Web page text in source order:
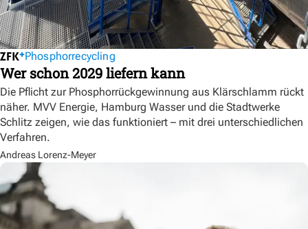
Phosphorrecycling
Wer schon 2029 liefern kann
Die Pflicht zur Phosphorrückgewinnung aus Klärschlamm rückt
näher. MVV Energie, Hamburg Wasser und die Stadtwerke
Schlitz zeigen, wie das funktioniert – mit drei unterschiedlichen
Verfahren.
Andreas Lorenz-Meyer